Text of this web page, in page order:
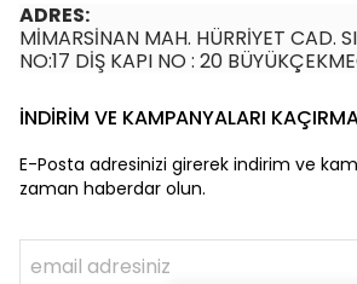
ADRES:
MİMARSİNAN MAH. HÜRRİYET CAD.
NO:17 DİŞ KAPI NO : 20
İNDİRİM VE KAMPANYALARI
E-Posta adresinizi girerek indirim ve
zaman haberdar olun.